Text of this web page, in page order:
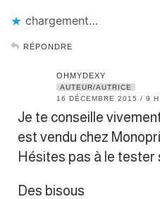
chargement…
RÉPONDRE
OHMYDEXY
AUTEUR/AUTRICE
16 DÉCEMBRE 2015 / 9
Je te conseille
est vendu chez
Hésites pas à le tester
Des bisous